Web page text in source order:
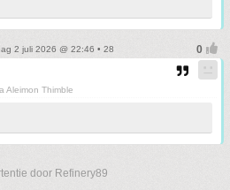
2 juli 2026 @ 22:46 • 28
Aleimon Thimble
door Refinery89